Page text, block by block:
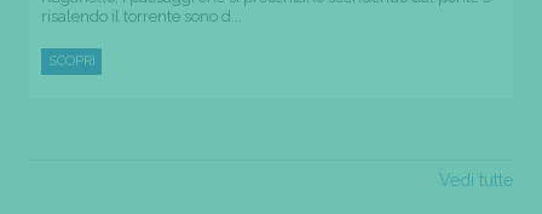
risalendo il torrente sono d...
SCOPRI
Vedi tutte